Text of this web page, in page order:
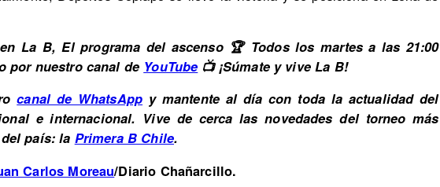
La B, El programa del ascenso 🏆 Todos los martes a las 21:00
por nuestro canal de YouTube 📺 ¡Súmate y vive La B!
canal de WhatsApp y mantente al día con toda la actualidad del
e internacional. Vive de cerca las novedades del torneo más
país: la Primera B Chile.
Carlos Moreau/Diario Chañarcillo.